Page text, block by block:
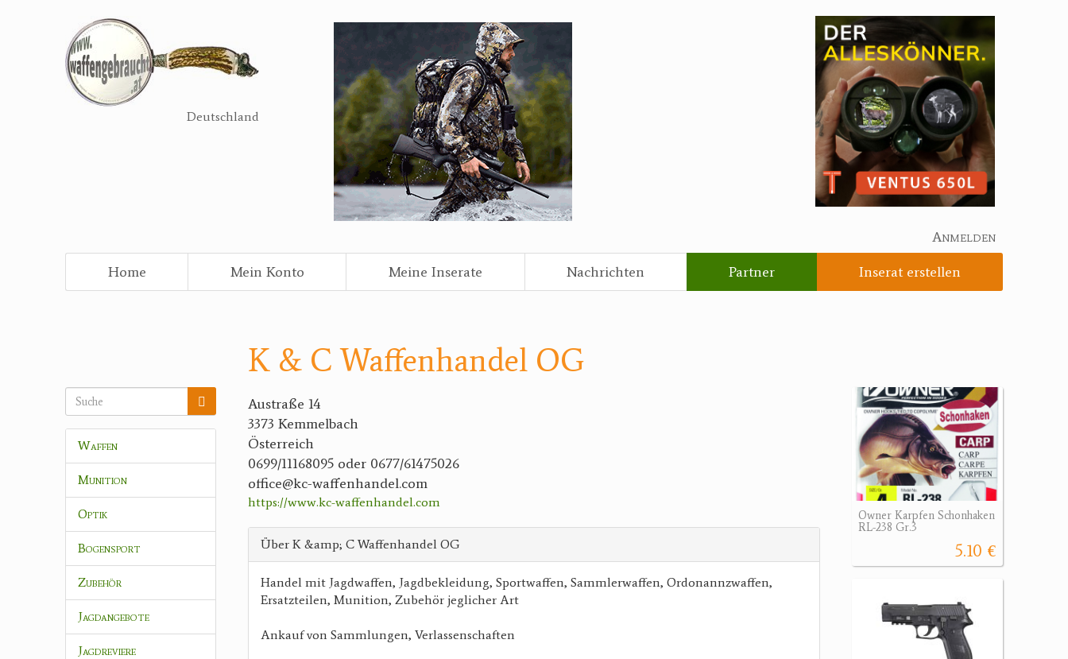
Deutschland
Anmelden
Home
Mein Konto Meine Inserate Nachrichten Partner Inserat erstellen
Waffen
Munition
Optik
Bogensport
Zubehör
Jagdangebote
Jagdreviere
K & C Waffenhandel OG
Austraße 14
3373 Kemmelbach
Österreich
0699/11168095 oder 0677/61475026
office@kc-waffenhandel.com
https://www.kc-waffenhandel.com
Über K &amp; C Waffenhandel OG
Handel mit Jagdwaffen, Jagdbekleidung, Sportwaffen, Sammlerwaffen, Ordonannzwaffen,
Ersatzteilen, Munition, Zubehör jeglicher Art
Ankauf von Sammlungen, Verlassenschaften
Owner Karpfen Schonhaken
RL-238 Gr.3
5.10 €